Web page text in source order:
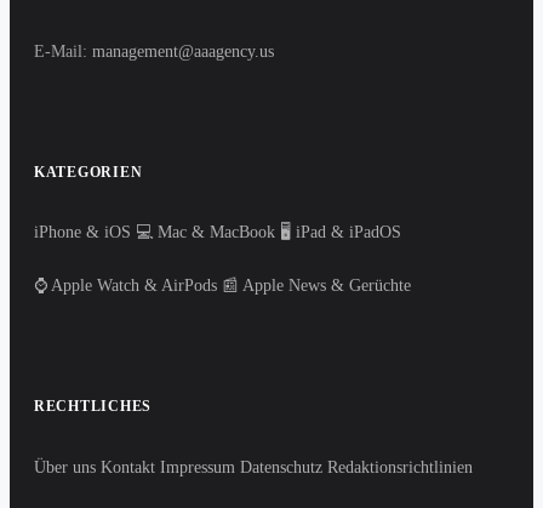
E-Mail: management@aaagency.us
KATEGORIEN
iPhone & iOS 💻 Mac & MacBook 🖥️ iPad & iPadOS
⌚ Apple Watch & AirPods 📰 Apple News & Gerüchte
RECHTLICHES
Über uns Kontakt Impressum Datenschutz Redaktionsrichtlinien